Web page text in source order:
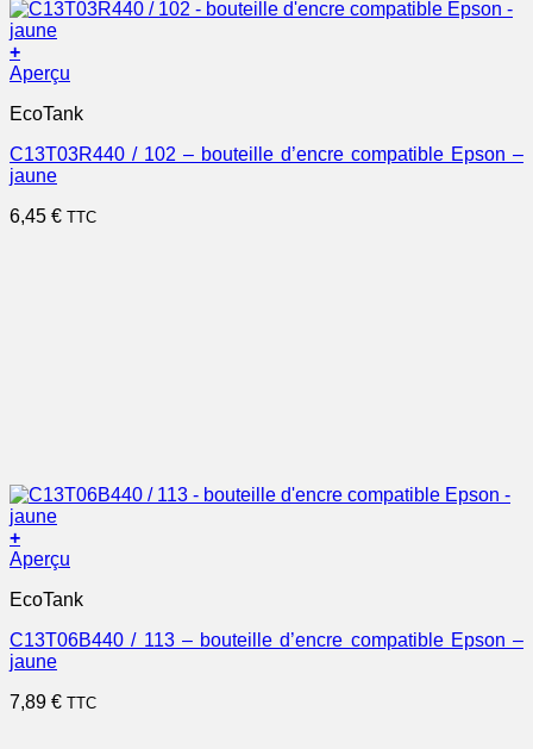
+
Aperçu
EcoTank
C13T03R440 / 102 – bouteille d’encre compatible Epson –
jaune
6,45 € TTC
+
Aperçu
EcoTank
C13T06B440 / 113 – bouteille d’encre compatible Epson –
jaune
7,89 € TTC